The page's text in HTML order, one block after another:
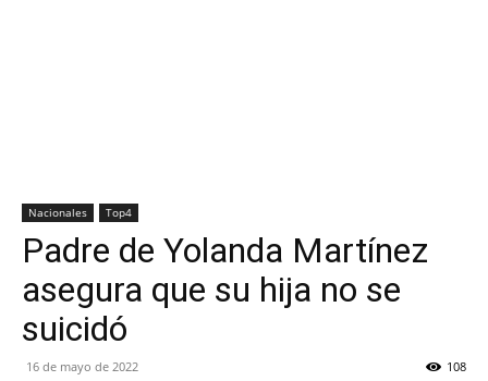
Nacionales Top4
Padre de Yolanda Martínez
asegura que su hija no se
suicidó
16 de mayo de 2022 108